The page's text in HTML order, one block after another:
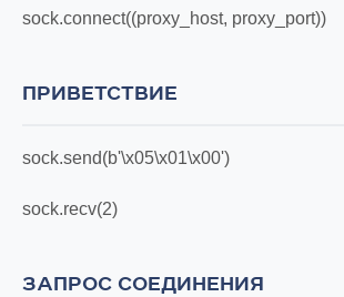
sock.connect((proxy_host, proxy_port))
ПРИВЕТСТВИЕ
sock.send(b'\x05\x01\x00')
sock.recv(2)
ЗАПРОС СОЕДИНЕНИЯ